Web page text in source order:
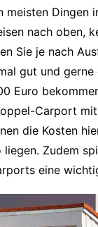
meisten Dingen
nach oben,
Sie je nach
gut und
Euro
Carport
die Kosten
liegen. Zudem
eine